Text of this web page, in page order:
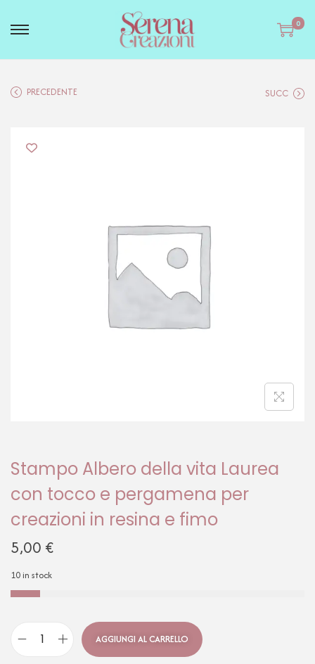
0
PRECEDENTE SUCC
Stampo Albero della vita Laurea
con tocco e pergamena per
creazioni in resina e fimo
5,00 €
10 in stock
AGGIUNGI AL CARRELLO